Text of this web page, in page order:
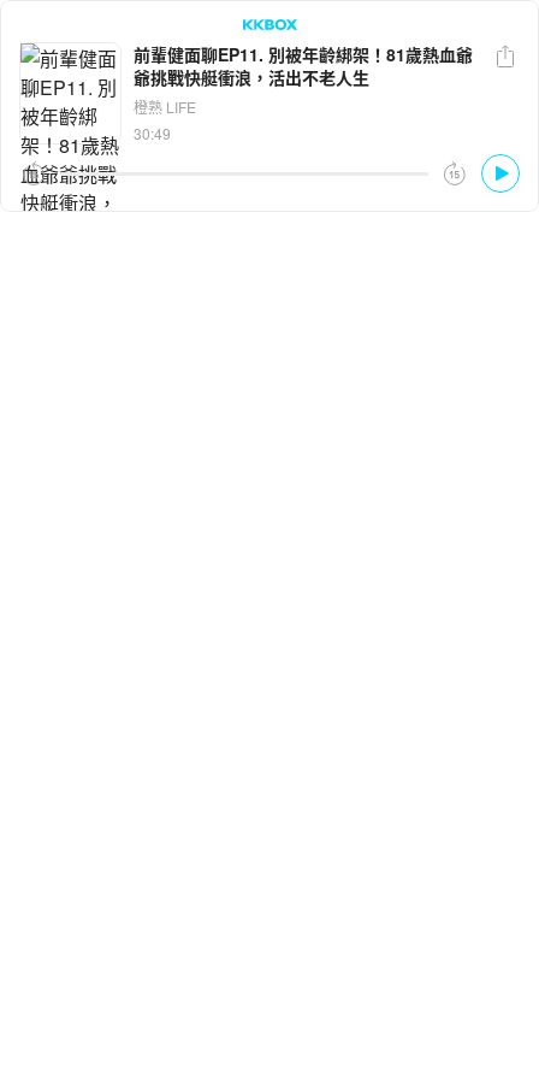
前輩健面聊EP11. 別被年齡綁架！81歲熱血爺
爺挑戰快艇衝浪，活出不老人生
橙熟 LIFE
30:49
LINE